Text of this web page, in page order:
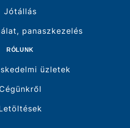
Jótállás
panaszkezelés
RÓLUNK
üzletek
Cégünkről